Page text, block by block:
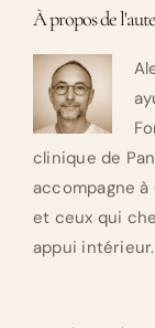
À propos de
clinique de
accompagne
et ceux qui
appui intérieur.